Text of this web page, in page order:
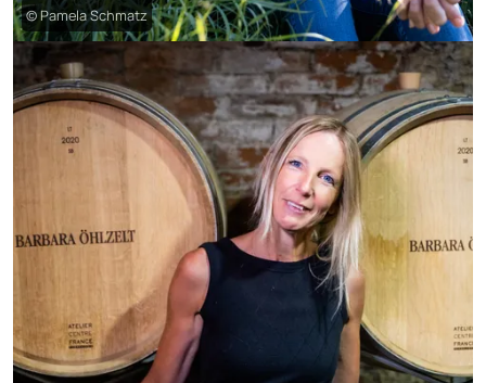
© Pamela Schmatz